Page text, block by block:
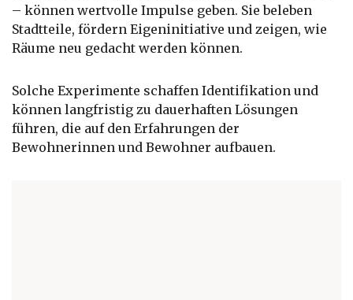
– können wertvolle Impulse geben. Sie beleben
Stadtteile, fördern Eigeninitiative und zeigen, wie
Räume neu gedacht werden können.
Solche Experimente schaffen Identifikation und
können langfristig zu dauerhaften Lösungen
führen, die auf den Erfahrungen der
Bewohnerinnen und Bewohner aufbauen.